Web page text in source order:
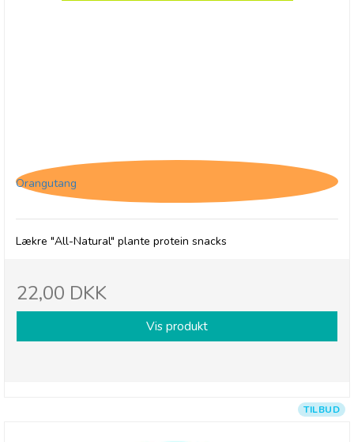
Orangutang
Lækre "All-Natural" plante protein snacks
22,00 DKK
Vis produkt
TILBUD